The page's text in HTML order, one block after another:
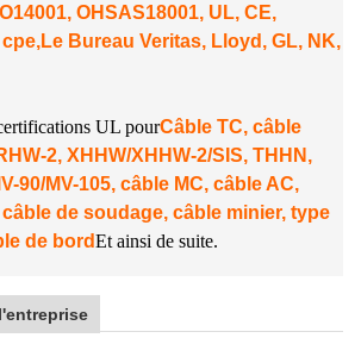
OHSAS18001, UL, CE,
cpe,Le Bureau Veritas, Lloyd, GL, NK,
UL pourCâble TC, câble
2, XHHW/XHHW-2/SIS, THHN,
90/MV-105, câble MC, câble AC,
câble de soudage, câble minier, type
de bordEt ainsi de suite.